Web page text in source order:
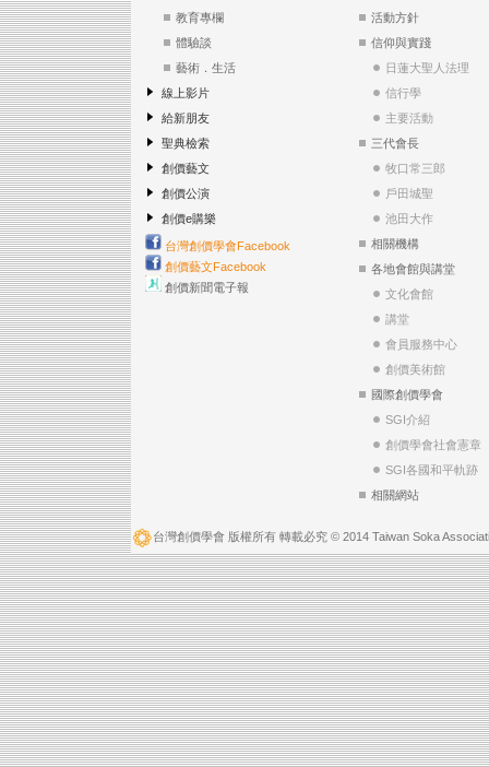
教育專欄
體驗談
藝術．生活
線上影片
給新朋友
聖典檢索
創價藝文
創價公演
創價e購樂
台灣創價學會Facebook
創價藝文Facebook
創價新聞電子報
活動方針
信仰與實踐
日蓮大聖人法理
信行學
主要活動
三代會長
牧口常三郎
戶田城聖
池田大作
相關機構
各地會館與講堂
文化會館
講堂
會員服務中心
創價美術館
國際創價學會
SGI介紹
創價學會社會憲章
SGI各國和平軌跡
相關網站
台灣創價學會 版權所有 轉載必究 © 2014 Taiwan Soka